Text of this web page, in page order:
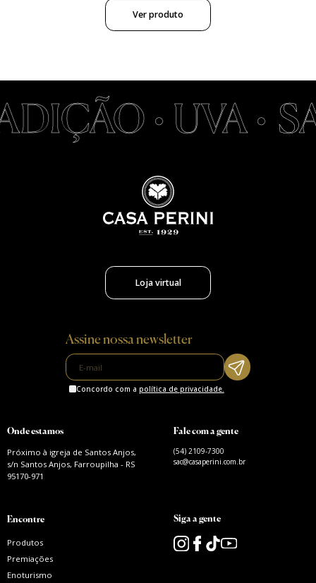
Ver produto
• UVA •
Loja virtual
Assine nossa newsletter
Concordo com a política de privacidade.
Onde estamos
Próximo à igreja de Santos Anjos,
s/n Santos Anjos, Farroupilha - RS
95170-971
Fale com a gente
(54) 2109-7300
sac@casaperini.com.br
Encontre
Produtos
Premiações
Enoturismo
Siga a gente